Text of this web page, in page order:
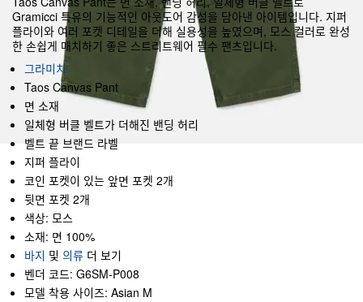
Gramicci 특유의 기능적인 아웃도어 감성을 담아낸 아이템입니다. 지퍼
플라이와 여러 포켓 디테일을 더해 실용성을 높였으며, 모스 컬러로 완성
한 손쉽게 매치하기 좋은 스트리트웨어 필수 팬츠입니다.
그라미치
Taos Canvas Pant
면 소재
일체형 버클 벨트가 더해진 밴딩 허리
벨트 끝 브랜드 라벨
지퍼 플라이
코인 포켓이 있는 앞면 포켓 2개
뒷면 포켓 2개
색상: 모스
소재: 면 100%
바지 및 의류 더 보기
벤더 코드: G6SM-P008
모델 착용 사이즈: Asian M